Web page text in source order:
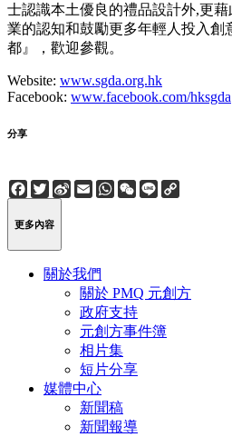
士認識本土優良的禮品設計外,更
業的認知和鼓勵更多年輕人投入創
都』，歡迎參觀。
Website: www.sgda.org.hk
Facebook: www.facebook.com/hksgda
分享
Facebook
Twitter
Sina
Weibo
EmailWhatsApp
WeChat
Line
更多內容
關於我們
關於 PMQ 元創方
政府支持
元創方事件簿
相片集
短片分享
媒體中心
新聞稿
新聞報導